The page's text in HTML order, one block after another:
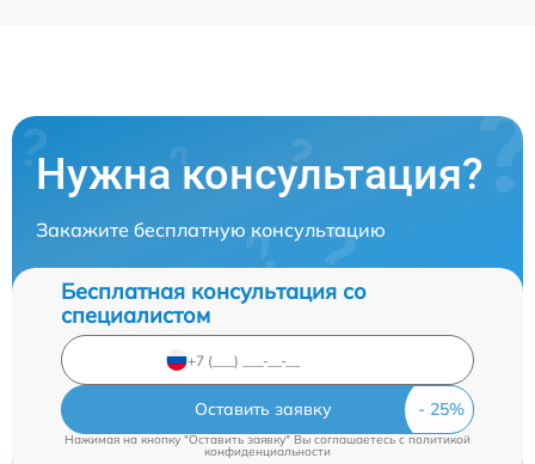
Нужна консультация?
Закажите бесплатную консультацию
Бесплатная консультация со
специалистом
Оставить заявку
Нажимая на кнопку "Оставить заявку" Вы соглашаетесь c политикой
конфиденциальности